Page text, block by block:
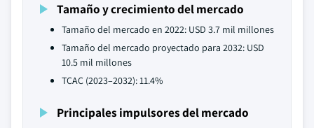
Tamaño y crecimiento del mercado
Tamaño del mercado en 2022: USD 3.7 mil millones
Tamaño del mercado proyectado para 2032: USD
10.5 mil millones
TCAC (2023–2032): 11.4%
Principales impulsores del mercado